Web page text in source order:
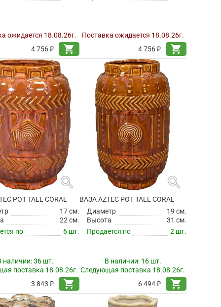
ожидается 18.08.26г.
4 756 ₽
shopping_cart
Поставка ожидается 18.08.26г.
4 756 ₽
shopping_cart
search
POT TALL CORAL
17 см.
22 см.
по
6 шт.
наличии:36 шт.
поставка 18.08.26г.
3 843 ₽
shopping_cart
search
ВАЗА AZTEC POT TALL CORAL
Диаметр
19 см.
Высота
31 см.
Продается по
2 шт.
В наличии: 16 шт.
Следующая поставка 18.08.26г.
6 494 ₽
shopping_cart